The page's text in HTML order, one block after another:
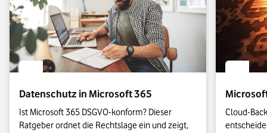
Datenschutz in Microsoft 365
Ist Microsoft 365 DSGVO-konform? Dieser
Ratgeber ordnet die Rechtslage ein und zeigt,
Cloud-